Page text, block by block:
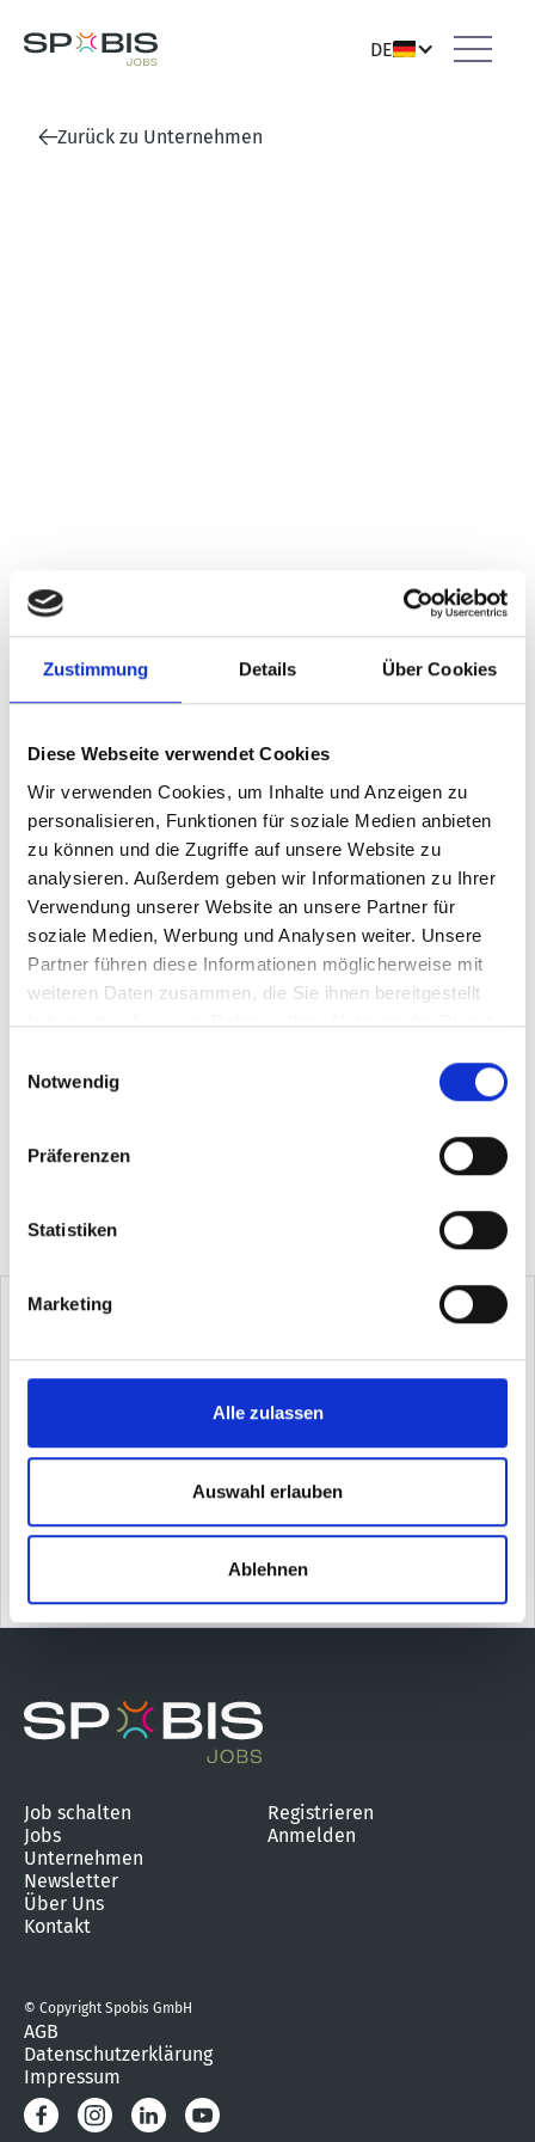
Zustimmung Details Über Cookies
Diese Webseite verwendet Cookies
Wir verwenden Cookies, um Inhalte und Anzeigen zu
personalisieren, Funktionen für soziale Medien anbieten
zu können und die Zugriffe auf unsere Website zu
analysieren. Außerdem geben wir Informationen zu Ihrer
Verwendung unserer Website an unsere Partner für
soziale Medien, Werbung und Analysen weiter. Unsere
Partner führen diese Informationen möglicherweise mit
weiteren Daten zusammen, die Sie ihnen bereitgestellt
haben oder die sie im Rahmen Ihrer Nutzung der Dienste
Notwendig
Präferenzen
Statistiken
Marketing
Alle zulassen
Auswahl erlauben
Ablehnen
DE
Zurück zu Unternehmen
2012
SFG Turniere / Germany Cup website
Über das Unternehmen
Wir sind: Ein Event-Veranstalter, der internationale
Jugenfußballturniere in Deutschland organisiert. Für das
Jahr 2025 planen wir 16 Events mit ca. 18.000
Teilnehmern an 12 Standorten: Termine: (Standorte der
Turniere) 30. Mai - 1. Juni 2025 Trier, Arendsee 6. - 8. Juni
2025 (Pfingsten) Berlin, Frankfurt 13. - 15. Juni 2025
Bodensee, Arendsee, Venlo 20. - 22. Juni 2025 München,
Dortmund, Brahmsee 27. - 29. Juni 2025 Alfsee, Kehl,
Kontaktdaten
Social Media
Job-Newsletter
Erhalte wöchentlich zahlreiche Jobangebote per E-Mail.
Job schalten
Jobs
Unternehmen
Newsletter
Über Uns
Kontakt
Registrieren
Anmelden
© Copyright Spobis GmbH
AGB
Datenschutzerklärung
Impressum